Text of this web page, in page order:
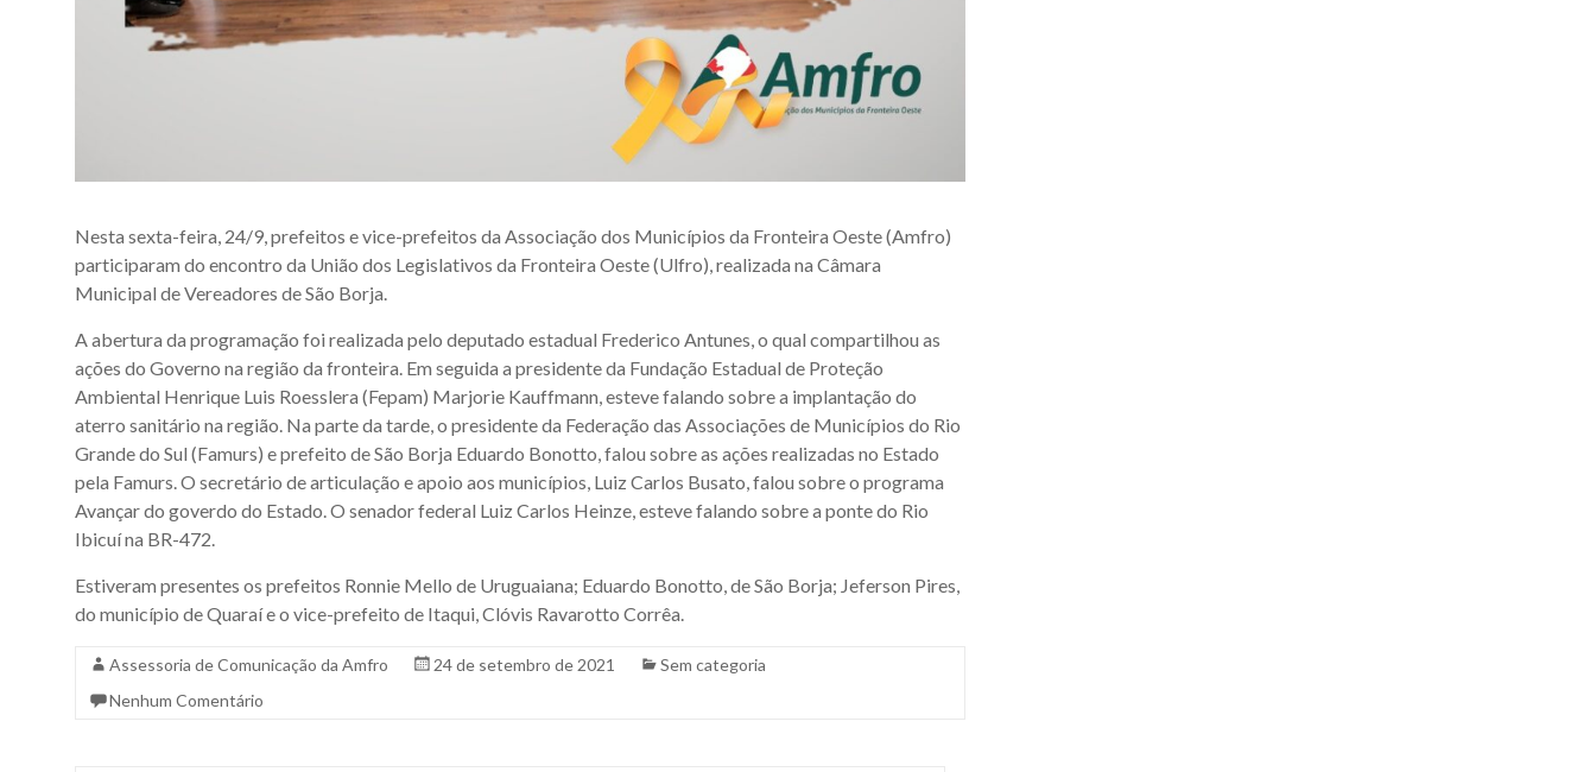
Nesta sexta-feira, 24/9, prefeitos e vice-prefeitos da Associação dos Municípios da Fronteira Oeste (Amfro)
participaram do encontro da União dos Legislativos da Fronteira Oeste (Ulfro), realizada na Câmara
Municipal de Vereadores de São Borja.
A abertura da programação foi realizada pelo deputado estadual Frederico Antunes, o qual compartilhou as
ações do Governo na região da fronteira. Em seguida a presidente da Fundação Estadual de Proteção
Ambiental Henrique Luis Roesslera (Fepam) Marjorie Kauffmann, esteve falando sobre a implantação do
aterro sanitário na região. Na parte da tarde, o presidente da Federação das Associações de Municípios do Rio
Grande do Sul (Famurs) e prefeito de São Borja Eduardo Bonotto, falou sobre as ações realizadas no Estado
pela Famurs. O secretário de articulação e apoio aos municípios, Luiz Carlos Busato, falou sobre o programa
Avançar do goverdo do Estado. O senador federal Luiz Carlos Heinze, esteve falando sobre a ponte do Rio
Ibicuí na BR-472.
Estiveram presentes os prefeitos Ronnie Mello de Uruguaiana; Eduardo Bonotto, de São Borja; Jeferson Pires,
do município de Quaraí e o vice-prefeito de Itaqui, Clóvis Ravarotto Corrêa.
Assessoria de Comunicação da Amfro 24 de setembro de 2021
Sem categoria
Nenhum Comentário